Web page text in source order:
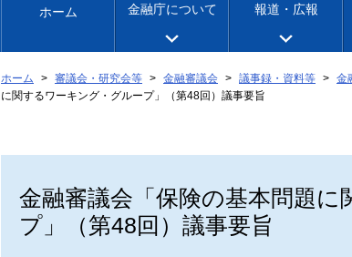
ホーム 金融庁について 報道・広報
ホーム 審議会・研究会等 金融審議会 議事録・資料等 金
に関するワーキング・グループ」（第48回）議事要旨
金融審議会「保険の基本問題
プ」（第48回）議事要旨